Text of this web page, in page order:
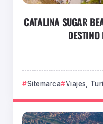
CATALINA SUGAR
Sitemarca Viajes,